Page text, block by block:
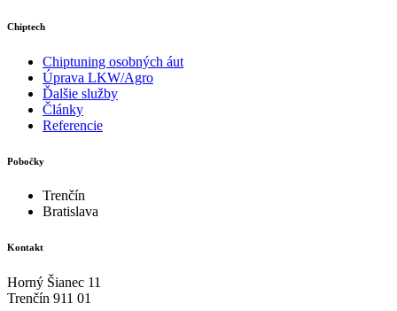
Chiptech
Chiptuning osobných áut
Úprava LKW/Agro
Ďalšie služby
Články
Referencie
Pobočky
Trenčín
Bratislava
Kontakt
Horný Šianec 11
Trenčín 911 01